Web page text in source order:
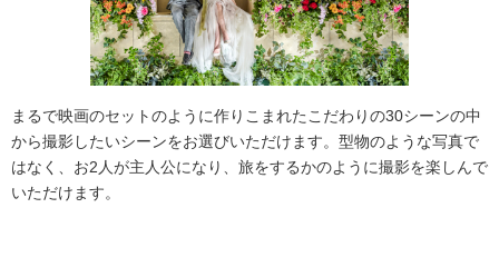
スタジオでの撮影 チャペルでの撮影
まるで映画のセットのように作りこまれたこだわりの30シーンの中
から撮影したいシーンをお選びいただけます。型物のような写真で
はなく、お2人が主人公になり、旅をするかのように撮影を楽しんで
いただけます。